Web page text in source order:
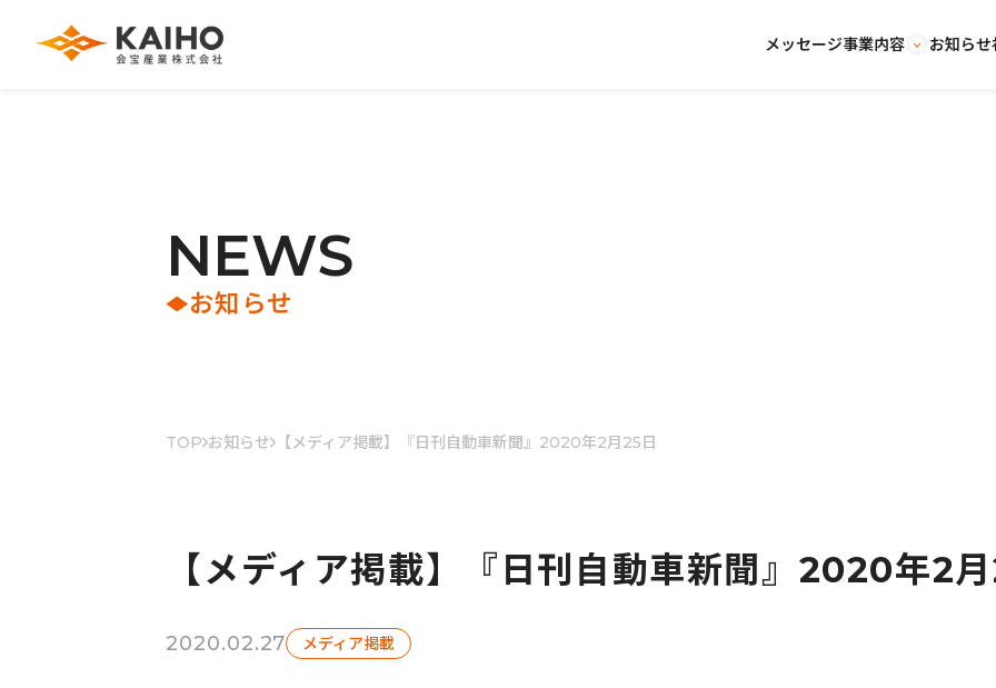
メッセージ事業内容 お知らせ
NEWS
お知らせ
TOP お知らせ 【メディア掲載】『日刊自動車新聞』2020年2月25日
【メディア掲載】『日刊自動車新聞』2020年2
2020.02.27 メディア掲載